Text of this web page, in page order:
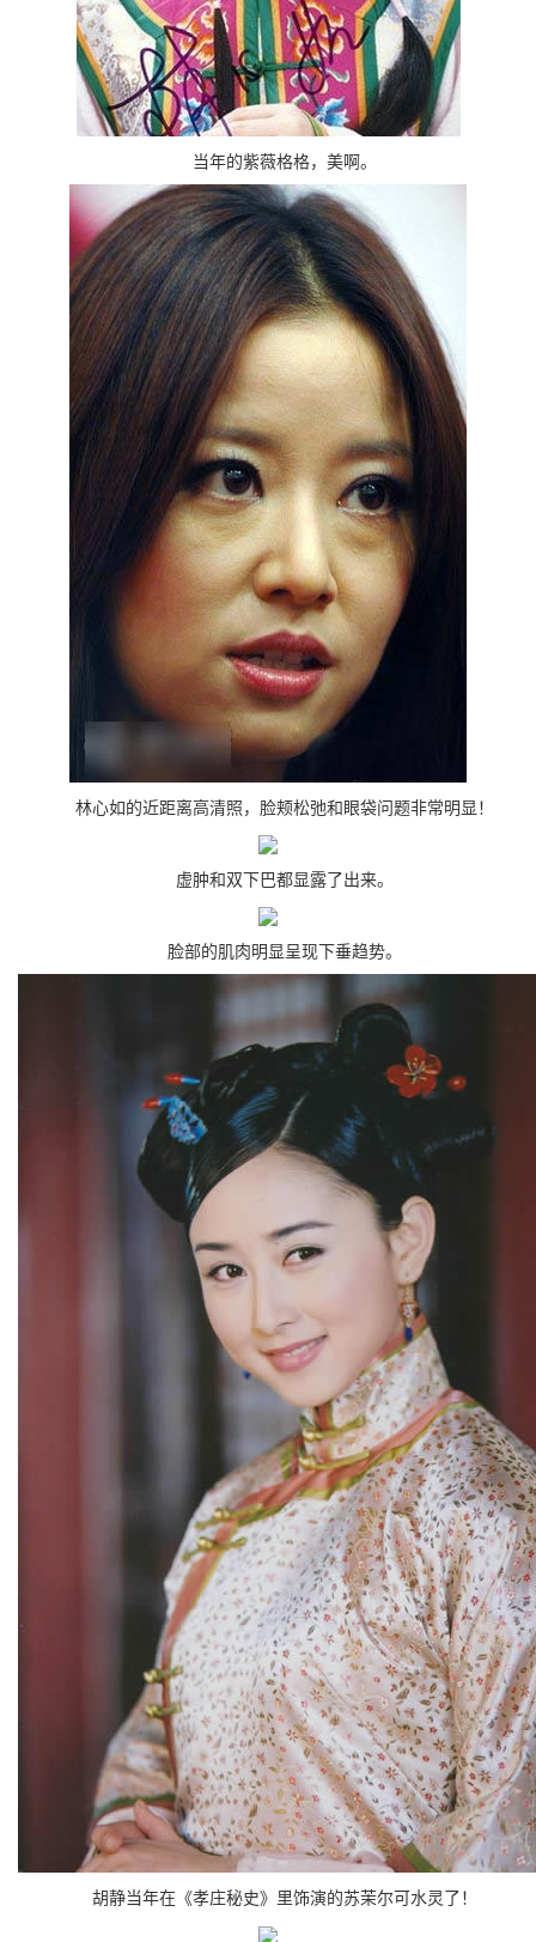
当年的紫薇格格，美啊。
林心如的近距离高清照，脸颊松弛和眼袋问题非常明显！
虚肿和双下巴都显露了出来。
脸部的肌肉明显呈现下垂趋势。
胡静当年在《孝庄秘史》里饰演的苏茉尔可水灵了！